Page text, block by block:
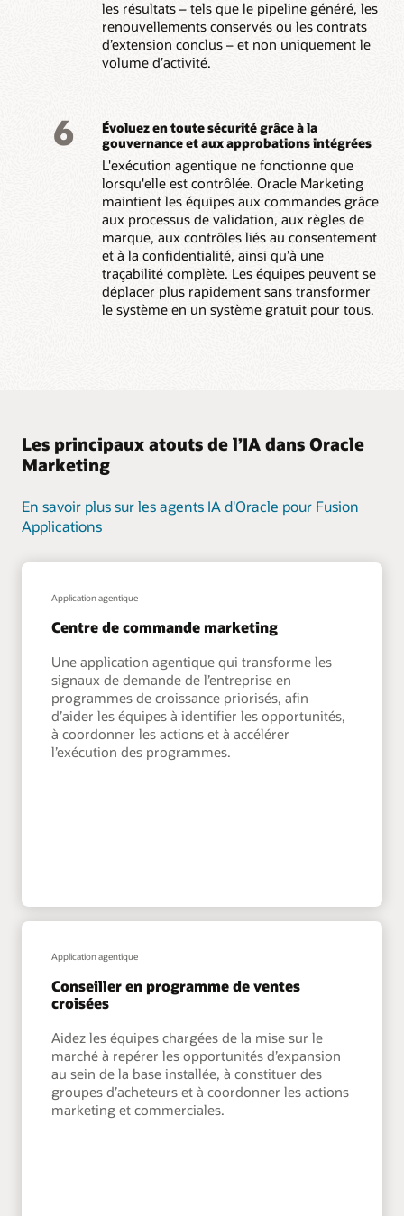
les résultats – tels que le pipeline généré, les
renouvellements conservés ou les contrats
d’extension conclus – et non uniquement le
volume d’activité.
6
Évoluez en toute sécurité grâce à la
gouvernance et aux approbations intégrées
L'exécution agentique ne fonctionne que
lorsqu'elle est contrôlée. Oracle Marketing
maintient les équipes aux commandes grâce
aux processus de validation, aux règles de
marque, aux contrôles liés au consentement
et à la confidentialité, ainsi qu’à une
traçabilité complète. Les équipes peuvent se
déplacer plus rapidement sans transformer
le système en un système gratuit pour tous.
Les principaux atouts de l’IA dans Oracle
Marketing
En savoir plus sur les agents IA d'Oracle pour Fusion
Applications
Application agentique
Centre de commande marketing
Une application agentique qui transforme les
signaux de demande de l’entreprise en
programmes de croissance priorisés, afin
d’aider les équipes à identifier les opportunités,
à coordonner les actions et à accélérer
l’exécution des programmes.
Application agentique
Conseiller en programme de ventes
croisées
Aidez les équipes chargées de la mise sur le
marché à repérer les opportunités d’expansion
au sein de la base installée, à constituer des
groupes d’acheteurs et à coordonner les actions
marketing et commerciales.